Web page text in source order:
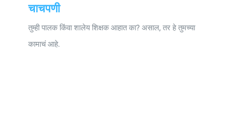
चाचपणी
तुम्ही पालक किंवा शालेय शिक्षक आहात का? असाल, तर हे तुमच्या
कामाचं आहे.